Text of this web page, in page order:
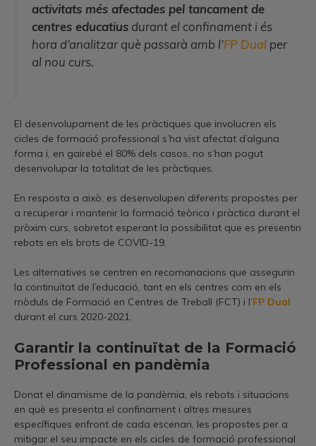
activitats més afectades pel tancament de
centres educatius durant el confinament i és
hora d’analitzar què passarà amb l’FP Dual per
al nou curs.
El desenvolupament de les pràctiques que involucren els
cicles de formació professional s’ha vist afectat d’alguna
forma i, en gairebé el 80% dels casos, no s’han pogut
desenvolupar la totalitat de les pràctiques.
En resposta a això, es desenvolupen diferents propostes per
a recuperar i mantenir la formació teòrica i pràctica durant el
pròxim curs, sobretot esperant la possibilitat que es presentin
rebots en els brots de COVID-19.
Les alternatives se centren en recomanacions que assegurin
la continuïtat de l’educació, tant en els centres com en els
mòduls de Formació en Centres de Treball (FCT) i l’FP Dual
durant el curs 2020-2021.
Garantir la continuïtat de la Formació
Professional en pandèmia
Donat el dinamisme de la pandèmia, els rebots i situacions
en què es presenta el confinament i altres mesures
específiques enfront de cada escenari, les propostes per a
mitigar el seu impacte en els cicles de formació professional